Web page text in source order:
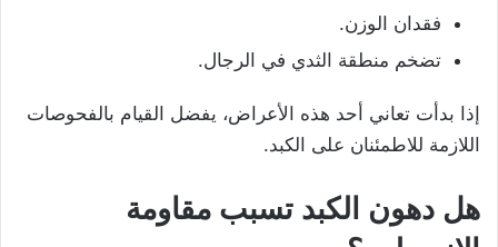
فقدان الوزن.
تضخم منطقة الثدي في الرجال.
إذا بدأت تعاني أحد هذه الأعراض، يفضل القيام بالفحوصات
اللازمة للاطمئنان على الكبد.
هل دهون الكبد تسبب مقاومة